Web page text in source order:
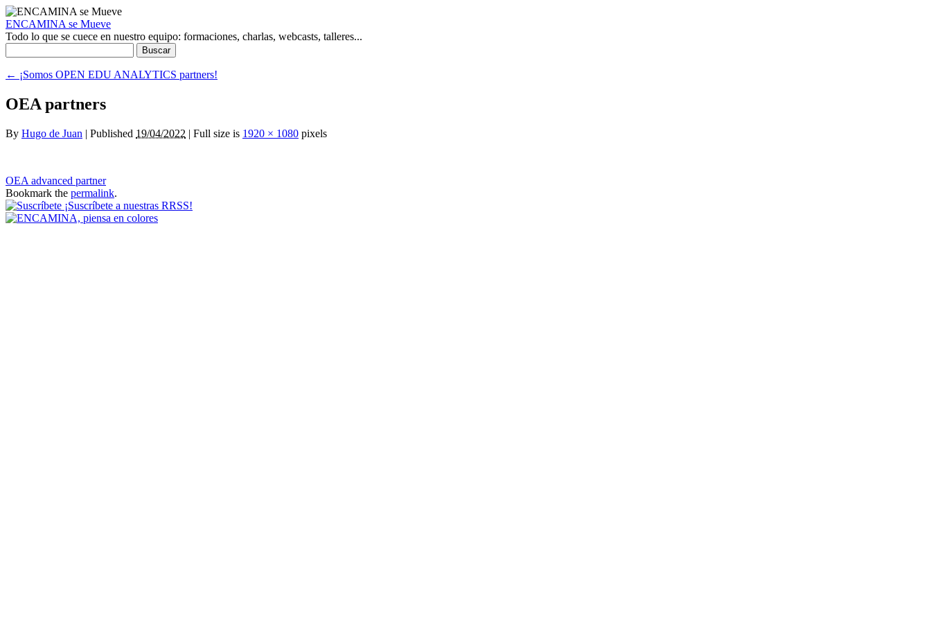
ENCAMINA se Mueve
Todo lo que se cuece en nuestro equipo: formaciones, charlas, webcasts, talleres...
← ¡Somos OPEN EDU ANALYTICS partners!
OEA partners
By Hugo de Juan | Published 19/04/2022 | Full size is 1920 × 1080 pixels
OEA advanced partner
Bookmark the permalink.
¡Suscríbete a nuestras RRSS!